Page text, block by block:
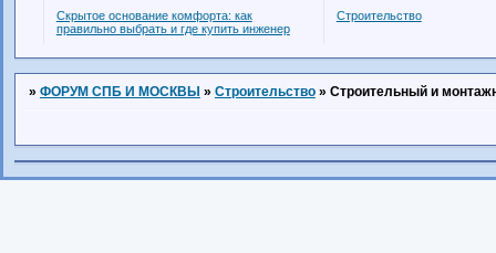
Скрытое основание комфорта: как
правильно выбрать и где купить инженер
Строительство
» ФОРУМ СПБ И МОСКВЫ » Строительство » Строительный и